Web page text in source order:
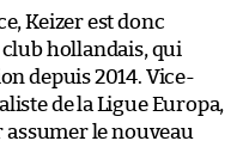
Keizer est donc
hollandais, qui
depuis 2014. Vice-
de la Ligue Europa,
assumer le nouveau